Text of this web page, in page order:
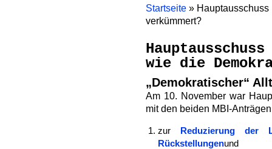
Startseite »
verkümmert?
wie die
„Demokratischer“
Am 10. November war
mit den beiden MBI-Anträgen
zur
Reduzierung der
Rückstellungenund